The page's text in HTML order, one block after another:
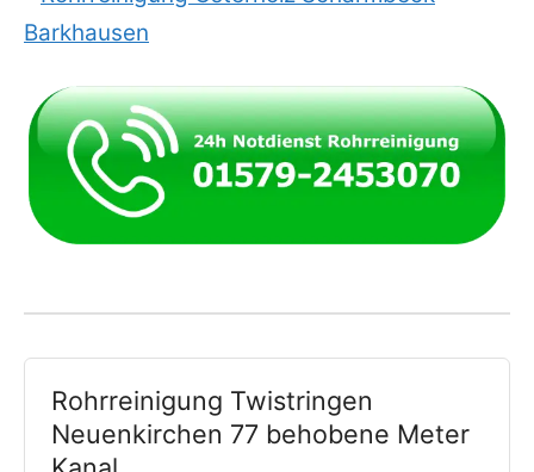
Barkhausen
Rohrreinigung Twistringen
Neuenkirchen 77 behobene Meter